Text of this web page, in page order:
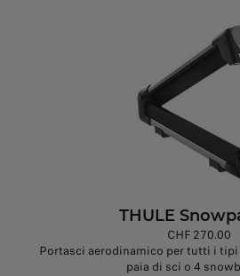
THULE
CHF 270.00
Portasci aerodinamico per tutti i tipi
paia di sci o 4